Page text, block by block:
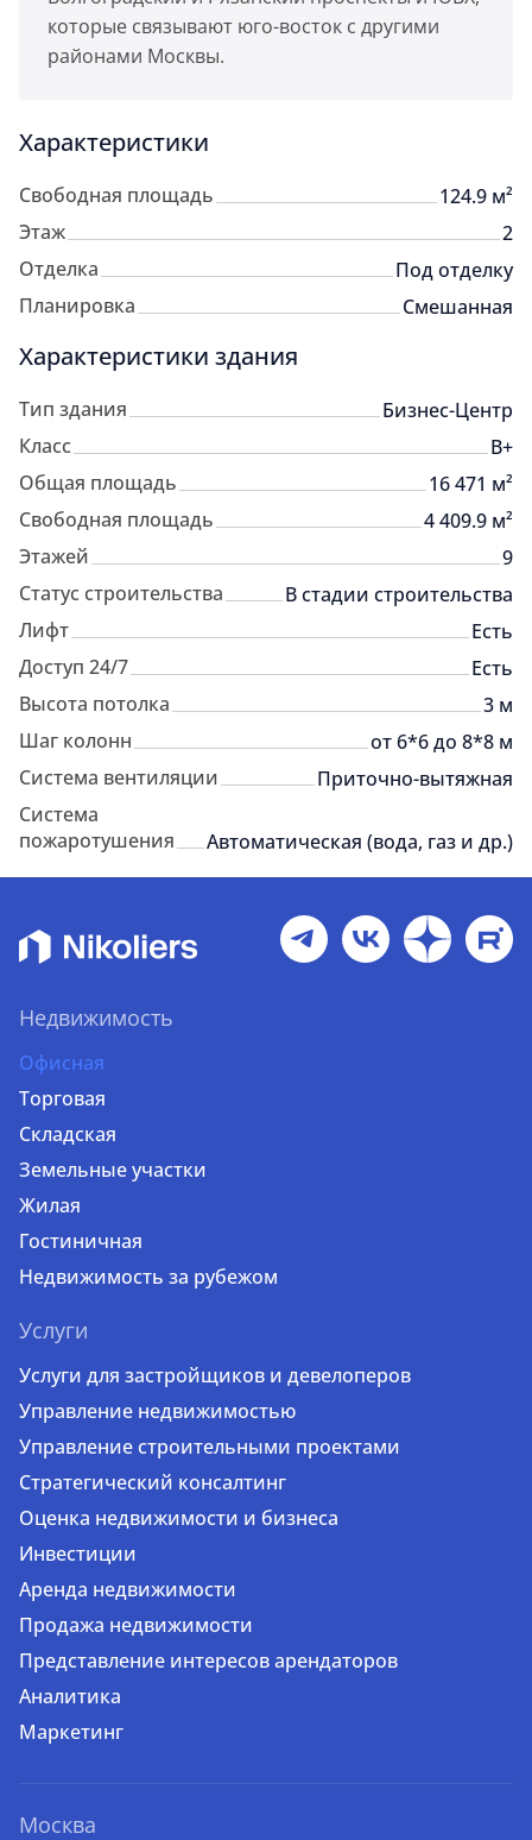
которые связывают юго-восток с другими
районами Москвы.
Характеристики
Свободная площадь
124.9 м²
Этаж
2
Отделка
Под отделку
Планировка
Смешанная
Характеристики здания
Тип здания
Бизнес-Центр
Класс
B+
Общая площадь
16 471 м²
Свободная площадь
4 409.9 м²
Этажей
9
Статус строительства
В стадии строительства
Лифт
Есть
Доступ 24/7
Есть
Высота потолка
3 м
Шаг колонн
от 6*6 до 8*8 м
Система вентиляции
Приточно-вытяжная
Система
пожаротушения
Автоматическая (вода, газ и др.)
Недвижимость
Офисная
Торговая
Складская
Земельные участки
Жилая
Гостиничная
Недвижимость за рубежом
Услуги
Услуги для застройщиков и девелоперов
Управление недвижимостью
Управление строительными проектами
Стратегический консалтинг
Оценка недвижимости и бизнеса
Инвестиции
Аренда недвижимости
Продажа недвижимости
Представление интересов арендаторов
Аналитика
Маркетинг
Москва